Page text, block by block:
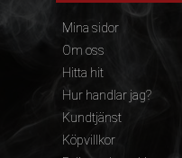
Mina sidor
Om oss
Hitta hit
Hur handlar jag?
Kundtjänst
Köpvillkor